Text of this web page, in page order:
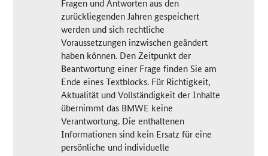
zurückliegenden Jahren gespeichert
werden und sich rechtliche
Voraussetzungen inzwischen geändert
haben können. Den Zeitpunkt der
Beantwortung einer Frage finden Sie am
Ende eines Textblocks. Für Richtigkeit,
Aktualität und Vollständigkeit der Inhalte
übernimmt das BMWE keine
Verantwortung. Die enthaltenen
Informationen sind kein Ersatz für eine
persönliche und individuelle